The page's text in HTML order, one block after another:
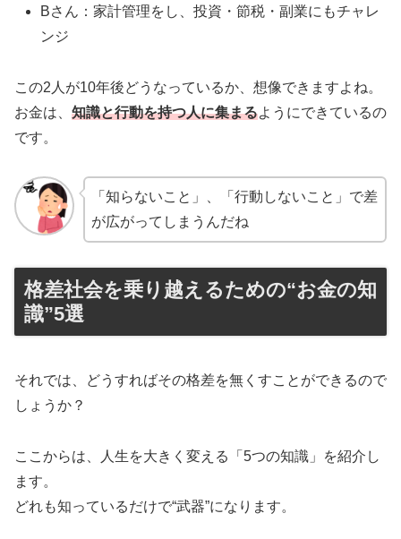
Bさん：家計管理をし、投資・節税・副業にもチャレ
ンジ
この2人が10年後どうなっているか、想像できますよね。
お金は、 知識と行動を持つ人に集まるようにできているの
です。
「知らないこと」、「行動しないこと」で差
が広がってしまうんだね
格差社会を乗り越えるための“お金の知
識”5選
それでは、どうすればその格差を無くすことができるので
しょうか？
ここからは、人生を大きく変える「5つの知識」を紹介し
ます。
どれも知っているだけで“武器”になります。